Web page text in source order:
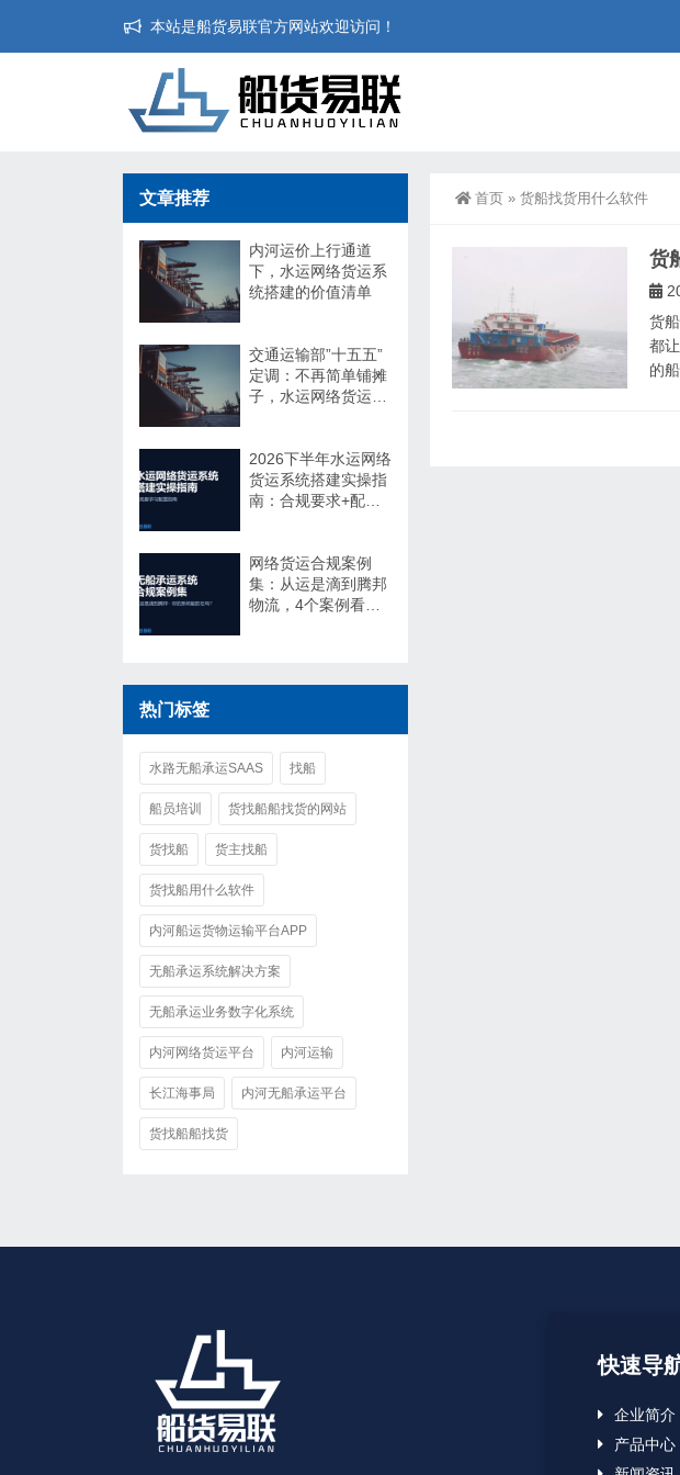
本站是船货易联官方网站欢迎访问！
首页 » 货船找货用什么软件
货
货
都
的
文章推荐
内河运价上行通道
下，水运网络货运系
统搭建的价值清单
交通运输部”十五五”
定调：不再简单铺摊
子，水运网络货运系
2026下半年水运网络
货运系统搭建实操指
南：合规要求+配置
网络货运合规案例
集：从运是滴到腾邦
物流，4个案例看懂
热门标签
水路无船承运SAAS 找船
船员培训 货找船船找货的网站
货找船 货主找船
货找船用什么软件
内河船运货物运输平台APP
无船承运系统解决方案
无船承运业务数字化系统
内河网络货运平台 内河运输
长江海事局 内河无船承运平台
货找船船找货
快速导
企业简介
产品中心